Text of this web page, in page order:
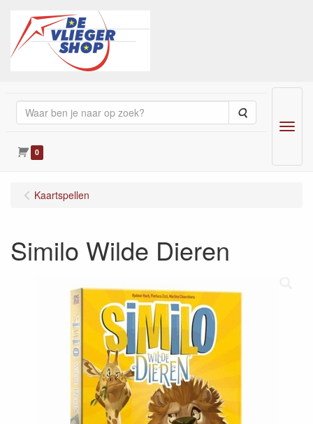
Zoeken
0
Menu
Kaartspellen
Similo Wilde Dieren